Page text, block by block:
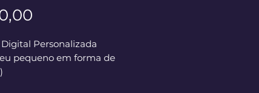
Personalizada
pequeno em forma de